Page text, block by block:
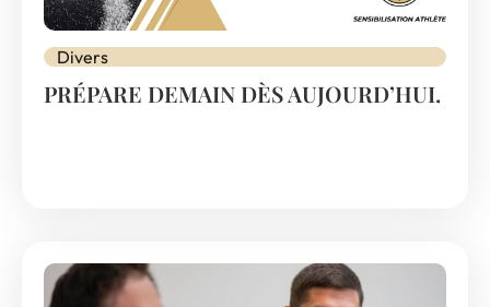
Divers
PRÉPARE DEMAIN DÈS AUJOURD’HUI.